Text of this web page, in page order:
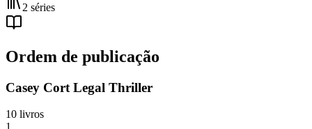
2 séries
Ordem de publicação
Casey Cort Legal Thriller
10 livros